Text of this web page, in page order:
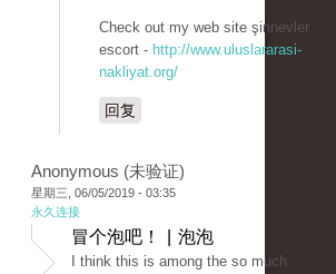
Check out my web site şirinevler
escort - http://www.uluslararasi-
nakliyat.org/
回复
Anonymous (未验证)
星期三, 06/05/2019 - 03:35
永久连接
冒个泡吧！ | 泡泡
I think this is among the so much